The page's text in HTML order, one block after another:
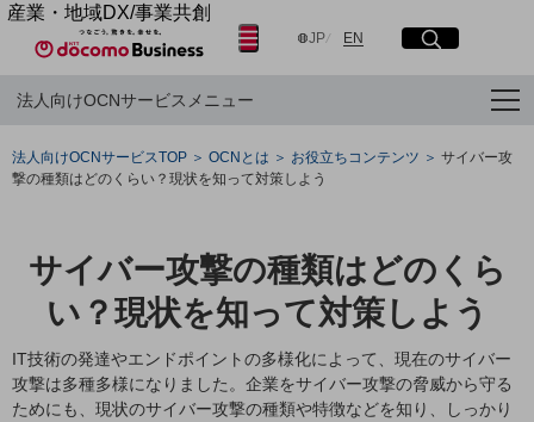
産業・地域DX/事業共創
OPEN HUB for Plural Futures
「社会可能性」を探究・実装する事業共創エコシステムです。
イベント/ウェビナー
記事コンテンツ
プレイヤー(カタリスト/パートナー企業)
産業・地域DXプラットフォーマーとして
企業と地域が持続成長する社会を目指します
Smart City
Smart Education
Smart Healthcare
Smart Industry
Smart Mobility
JP日本語
ENEnglish
サイト内検索
メニュー
フリーワードでNTTドコモビジネスの
取り組みを検索
法人向けOCNサービスメニュー
法人向けOCNサービスTOP OCNとは お役立ちコンテンツ
サイバー攻
撃の種類はどのくらい？現状を知って対策しよう
サイバー攻撃の種類はどのくら
い？現状を知って対策しよう
IT技術の発達やエンドポイントの多様化によって、現在のサイバー
攻撃は多種多様になりました。企業をサイバー攻撃の脅威から守る
ためにも、現状のサイバー攻撃の種類や特徴などを知り、しっかり